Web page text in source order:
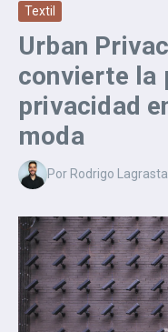
Textil
Urban
convierte la
privacidad
moda
Por Rodrigo Lagrasta